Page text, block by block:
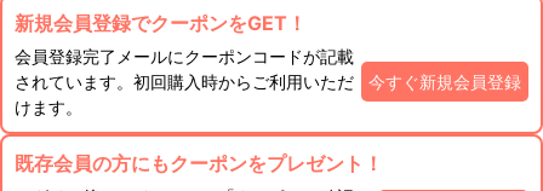
新規会員登録でクーポンをGET！
会員登録完了メールにクーポンコードが記載
されています。初回購入時からご利用いただ
けます。
今すぐ新規会員登録
既存会員の方にもクーポンをプレゼント！